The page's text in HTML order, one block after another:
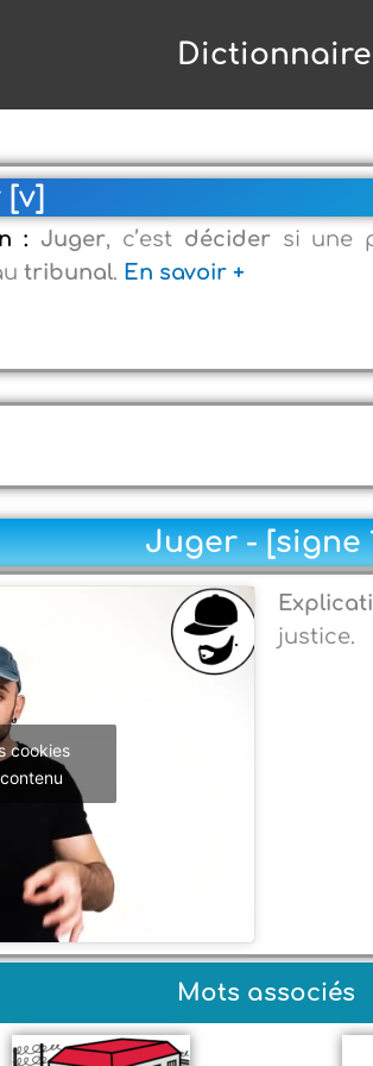
: Juger, c’est décidersi une
tribunal. En savoir +
Juger - [signe
cookies
justice.
Mots associés